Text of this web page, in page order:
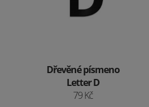
Dřevěné písmeno
Letter D
79 Kč